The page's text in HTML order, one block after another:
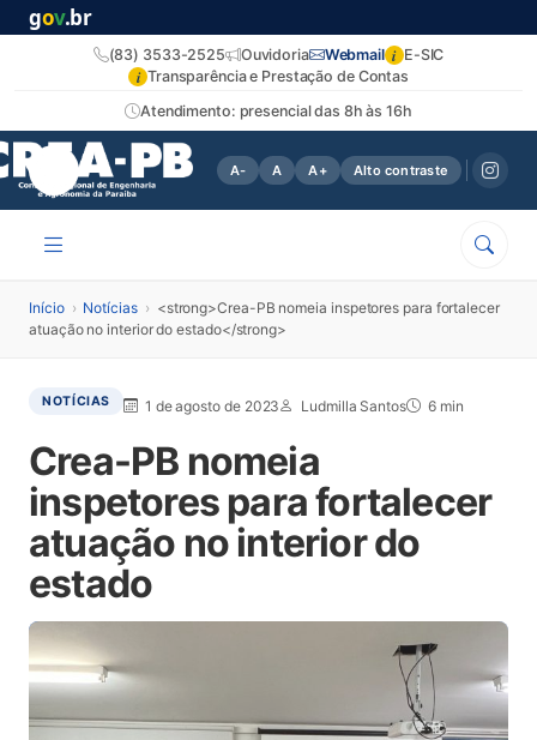
gov.br
Atendimento: presencial das 8h às 16h
(83) 3533-2525 Ouvidoria Webmail i E-SIC
i Transparência e Prestação de Contas
A- A A+ Alto contraste
Início › Notícias › <strong>Crea-PB nomeia inspetores para fortalecer
atuação no interior do estado</strong>
NOTÍCIAS 1 de agosto de 2023 Ludmilla Santos 6 min
Crea-PB nomeia
inspetores para fortalecer
atuação no interior do
estado